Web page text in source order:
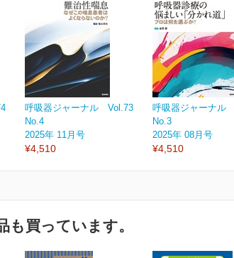
呼吸器ジャーナル Vol.73
No.4
2025年 11月号
¥4,510
呼吸器ジャーナル
No.3
2025年 08月号
¥4,510
も買っています。